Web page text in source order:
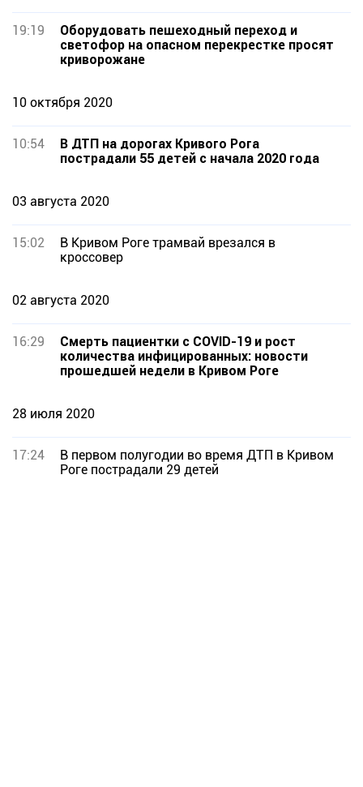
19:19
Оборудовать пешеходный переход и
светофор на опасном перекрестке просят
криворожане
10 октября 2020
10:54
В ДТП на дорогах Кривого Рога
пострадали 55 детей с начала 2020 года
03 августа 2020
15:02
В Кривом Роге трамвай врезался в
кроссовер
02 августа 2020
16:29
Смерть пациентки с COVID-19 и рост
количества инфицированных: новости
прошедшей недели в Кривом Роге
28 июля 2020
17:24
В первом полугодии во время ДТП в Кривом
Роге пострадали 29 детей